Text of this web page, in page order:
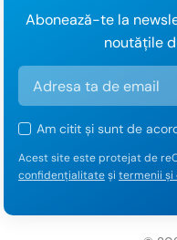
Abonează-te la
noutățile
Am citit și sunt de
Acest site este protejat de
confidențialitateși termenii